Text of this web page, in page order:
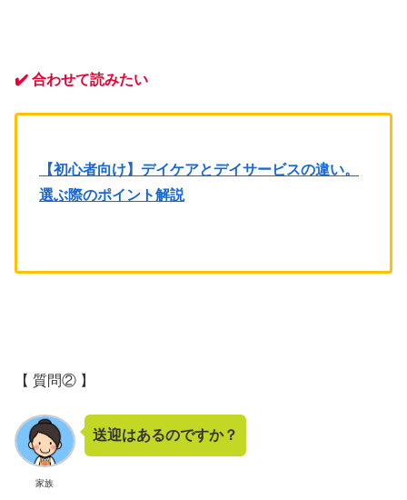
✔️ 合わせて読みたい
【初心者向け】デイケアとデイサービスの違い。
選ぶ際のポイント解説
【 質問② 】
家族
送迎はあるのですか？